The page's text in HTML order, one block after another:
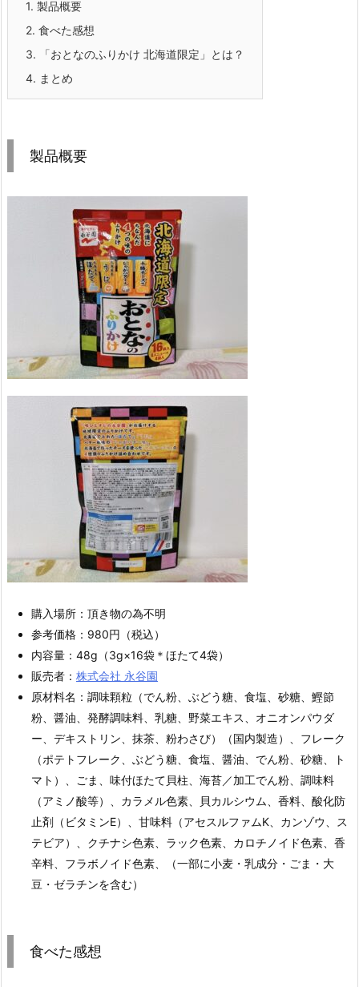
1. 製品概要
2. 食べた感想
3. 「おとなのふりかけ 北海道限定」とは？
4. まとめ
製品概要
購入場所：頂き物の為不明
参考価格：980円（税込）
内容量：48g（3g×16袋＊ほたて4袋）
販売者： 株式会社 永谷園
原材料名：調味顆粒（でん粉、ぶどう糖、食塩、砂糖、鰹節
粉、醤油、発酵調味料、乳糖、野菜エキス、オニオンパウダ
ー、デキストリン、抹茶、粉わさび）（国内製造）、フレーク
（ポテトフレーク、ぶどう糖、食塩、醤油、でん粉、砂糖、ト
マト）、ごま、味付ほたて貝柱、海苔／加工でん粉、調味料
（アミノ酸等）、カラメル色素、貝カルシウム、香料、酸化防
止剤（ビタミンE）、甘味料（アセスルファムK、カンゾウ、ス
テビア）、クチナシ色素、ラック色素、カロチノイド色素、香
辛料、フラボノイド色素、（一部に小麦・乳成分・ごま・大
豆・ゼラチンを含む）
食べた感想